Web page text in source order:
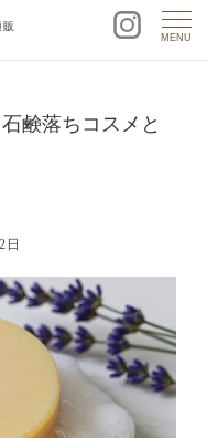
MENU
鹸落ちコスメと
日